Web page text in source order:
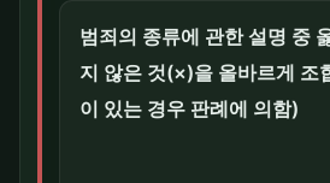
범죄의 종류에 관한 설명 중
지 않은 것(×)을 올바르게 조
이 있는 경우 판례에 의함)